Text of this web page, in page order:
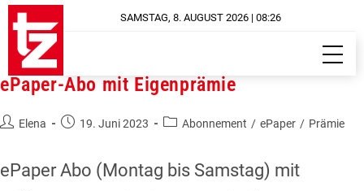
SAMSTAG, 8. AUGUST 2026 | 08:26
ePaper-Abo mit Eigenprämie
Elena 19. Juni 2023 Abonnement / ePaper / Prämie
ePaper Abo (Montag bis Samstag) mit